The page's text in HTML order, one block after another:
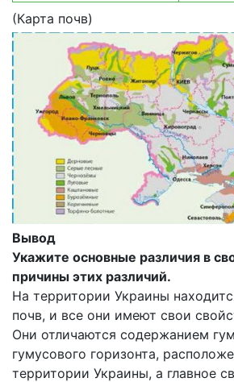
(Карта почв)
Вывод
Укажите основные различия в
причины этих различий.
На территории Украины
почв, и все они имеют свои
Они отличаются содержанием
гумусового горизонта,
территории Украины, а главное